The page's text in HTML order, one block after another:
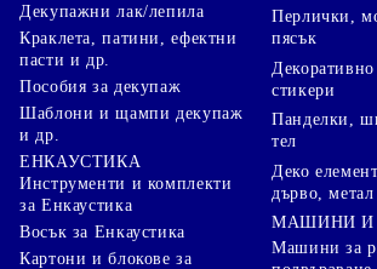
Декупажни лак/лепила
Краклета, патини, ефектни
пасти и др.
Пособия за декупаж
Шаблони и щампи декупаж
и др.
ЕНКАУСТИКА
Инструменти и комплекти
за Енкаустика
Восък за Енкаустика
Картони и блокове за
Перлички,
пясък
стикери
Панделки,
тел
Деко
дърво, метал
МАШИНИ
Машини за